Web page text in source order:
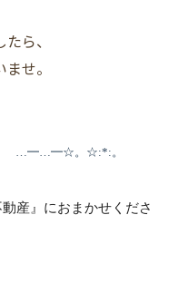
ら、
せ。
。☆:*:。
産』におまかせくださ